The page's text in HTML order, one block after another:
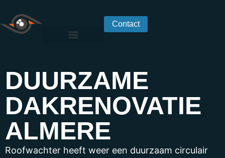
Contact
DUURZAME
DAKRENOVATIE
ALMERE
Roofwachter heeft weer een duurzaam circulair